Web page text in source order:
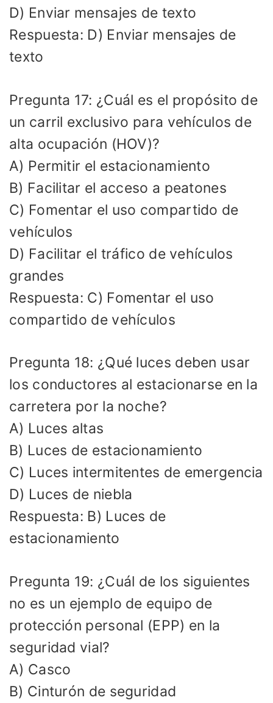
D) Enviar mensajes de texto
Respuesta: D) Enviar mensajes de
texto
Pregunta 17: ¿Cuál es el propósito de
un carril exclusivo para vehículos de
alta ocupación (HOV)?
A) Permitir el estacionamiento
B) Facilitar el acceso a peatones
C) Fomentar el uso compartido de
vehículos
D) Facilitar el tráfico de vehículos
grandes
Respuesta: C) Fomentar el uso
compartido de vehículos
Pregunta 18: ¿Qué luces deben usar
los conductores al estacionarse en la
carretera por la noche?
A) Luces altas
B) Luces de estacionamiento
C) Luces intermitentes de emergencia
D) Luces de niebla
Respuesta: B) Luces de
estacionamiento
Pregunta 19: ¿Cuál de los siguientes
no es un ejemplo de equipo de
protección personal (EPP) en la
seguridad vial?
A) Casco
B) Cinturón de seguridad